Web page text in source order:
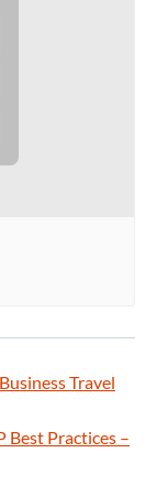
Travel
Best Practices –